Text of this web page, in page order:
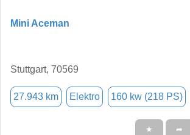
Mini Aceman
Stuttgart, 70569
27.943 km Elektro 160 kw (218 PS)
★ ➦